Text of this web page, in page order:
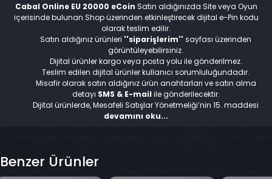
Cabal Online EU 20000 eCoin Satın aldığınızda Site veya Oyun
içerisinde bulunan Shop üzerinden etkinleştirecek dijital e-Pin kodu
olarak teslim edilir.
Satın aldığınız ürünleri ''siparişlerim'' sayfası üzerinden
görüntüleyebilirsiniz.
Dijital ürünler kargo veya posta yolu ile gönderilmez.
Teslim edilen dijital ürünler kullanıcı sorumluluğundadır.
Misafir olarak satın aldığınız ürün anahtarları ve satın alma
detayı SMS & E-mail ile gönderilecektir.
Dijital ürünlerde, Mesafeli Satışlar Yönetmeliği’nin 15. maddesi
uyarınca ürün iadesi ve iptali yapılamaz.
devamını oku...
Benzer Ürünler